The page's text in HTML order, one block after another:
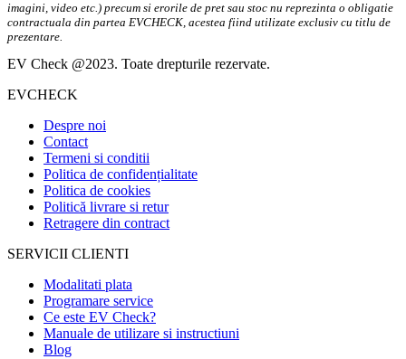
imagini, video etc.) precum si erorile de pret sau stoc nu reprezinta o obligatie
contractuala din partea EVCHECK, acestea fiind utilizate exclusiv cu titlu de
prezentare.
EV Check @2023. Toate drepturile rezervate.
EVCHECK
Despre noi
Contact
Termeni si conditii
Politica de confidențialitate
Politica de cookies
Politică livrare si retur
Retragere din contract
SERVICII CLIENTI
Modalitati plata
Programare service
Ce este EV Check?
Manuale de utilizare si instructiuni
Blog